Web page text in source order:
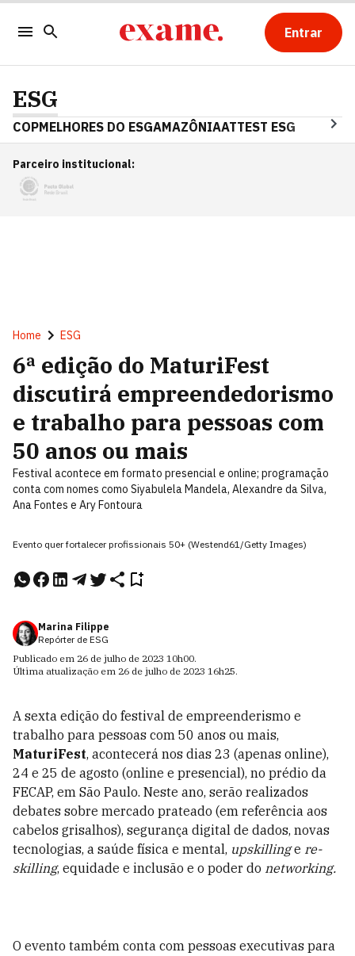
Entrar
ESG
COPMELHORES DO ESGAMAZÔNIAATTEST ESG
Parceiro institucional:
Home ESG
6ª edição do MaturiFest
discutirá empreendedorismo
e trabalho para pessoas com
50 anos ou mais
Festival acontece em formato presencial e online; programação
conta com nomes como Siyabulela Mandela, Alexandre da Silva,
Ana Fontes e Ary Fontoura
Evento quer fortalecer profissionais 50+ (Westend61/Getty Images)
Marina Filippe
Repórter de ESG
Publicado em 26 de julho de 2023 10h00.
Última atualização em 26 de julho de 2023 16h25.
A sexta edição do festival de empreenderismo e
trabalho para pessoas com 50 anos ou mais,
MaturiFest, acontecerá nos dias 23 (apenas online),
24 e 25 de agosto (online e presencial), no prédio da
FECAP, em São Paulo. Neste ano, serão realizados
debates sobre mercado prateado (em referência aos
cabelos grisalhos), segurança digital de dados, novas
tecnologias, a saúde física e mental, upskillinge re-
skilling, equidade e inclusão e o poder do networking.
O evento também conta com pessoas executivas para